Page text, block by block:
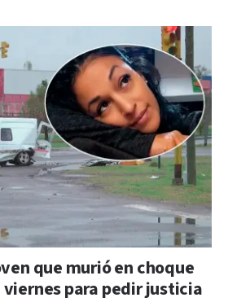
que murió en choque
para pedir justicia